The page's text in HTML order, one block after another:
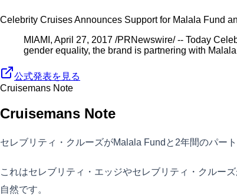
Celebrity Cruises Announces Support for Malala Fund
MIAMI, April 27, 2017 /PRNewswire/ -- Today
gender equality, the brand is partnering with
公式発表を見る
Cruisemans Note
Cruisemans Note
セレブリティ・クルーズがMalala Fundと2年間のパー
これはセレブリティ・エッジやセレブリティ・クルー
自然です。